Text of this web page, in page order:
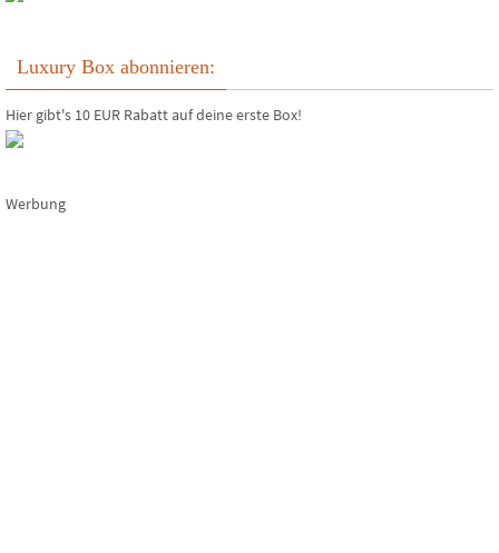
Luxury Box abonnieren:
Hier gibt's 10 EUR Rabatt auf deine erste Box!
Werbung